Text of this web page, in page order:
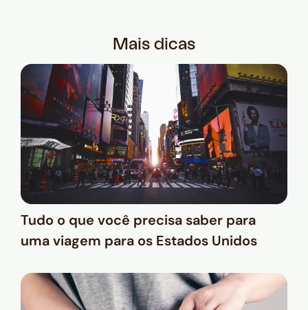
Mais dicas
Tudo o que você precisa saber para
uma viagem para os Estados Unidos